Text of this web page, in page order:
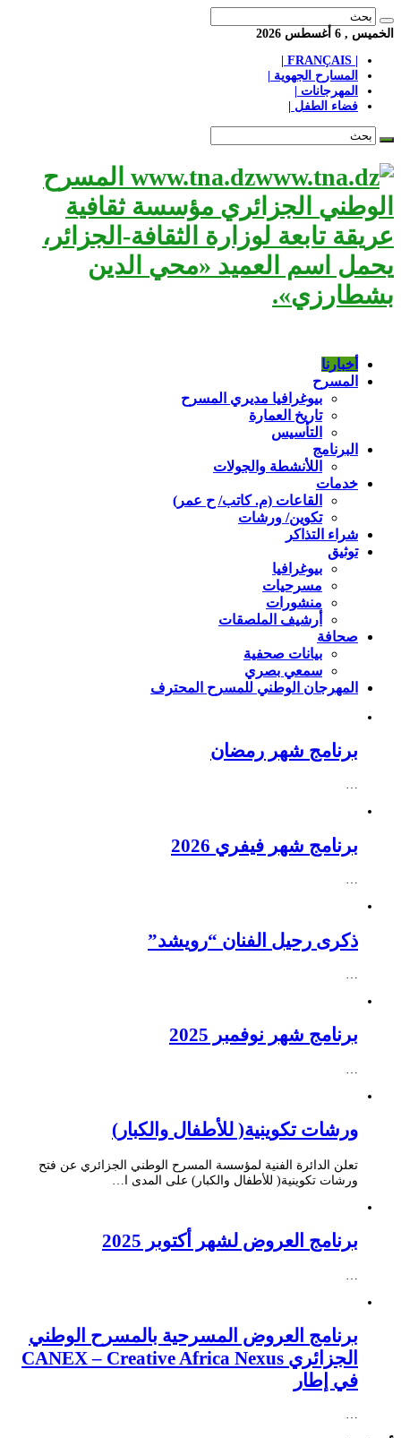
الخميس , 6 أغسطس 2026
المسارح الجهوية |
المهرجانات |
فضاء الطفل |
www.tna.dz المسرح
الوطني الجزائري مؤسسة ثقافية
عريقة تابعة لوزارة الثقافة-الجزائر،
يحمل اسم العميد «محي الدين
بشطارزي».
أخبارنا
المسرح
بيوغرافيا مديري المسرح
تاريخ العمارة
التأسيس
البرنامج
اللأنشطة والجولات
خدمات
القاعات (م. كاتب/ ح عمر)
تكوين/ ورشات
شراء التذاكر
توثيق
بيوغرافيا
مسرحيات
منشورات
أرشيف الملصقات
صحافة
بيانات صحفية
سمعي بصري
المهرجان الوطني للمسرح المحترف
برنامج شهر رمضان
…
برنامج شهر فيفري 2026
…
ذكرى رحيل الفنان “رويشد”
…
برنامج شهر نوفمبر 2025
ورشات تكوينية( للأطفال والكبار)
تعلن الدائرة الفنية لمؤسسة المسرح الوطني الجزائري عن فتح
ورشات تكوينية( للأطفال والكبار) على المدى ا…
برنامج العروض لشهر أكتوبر 2025
برنامج العروض المسرحية بالمسرح الوطني
الجزائري CANEX – Creative Africa Nexus
في إطار
…